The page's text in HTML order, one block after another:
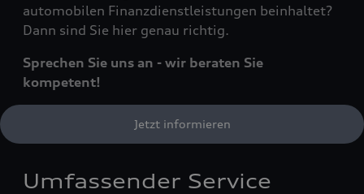
automobilen Finanzdienstleistungen beinhaltet?
Dann sind Sie hier genau richtig.
Sprechen Sie uns an - wir beraten Sie
kompetent!
Jetzt informieren
Umfassender Service